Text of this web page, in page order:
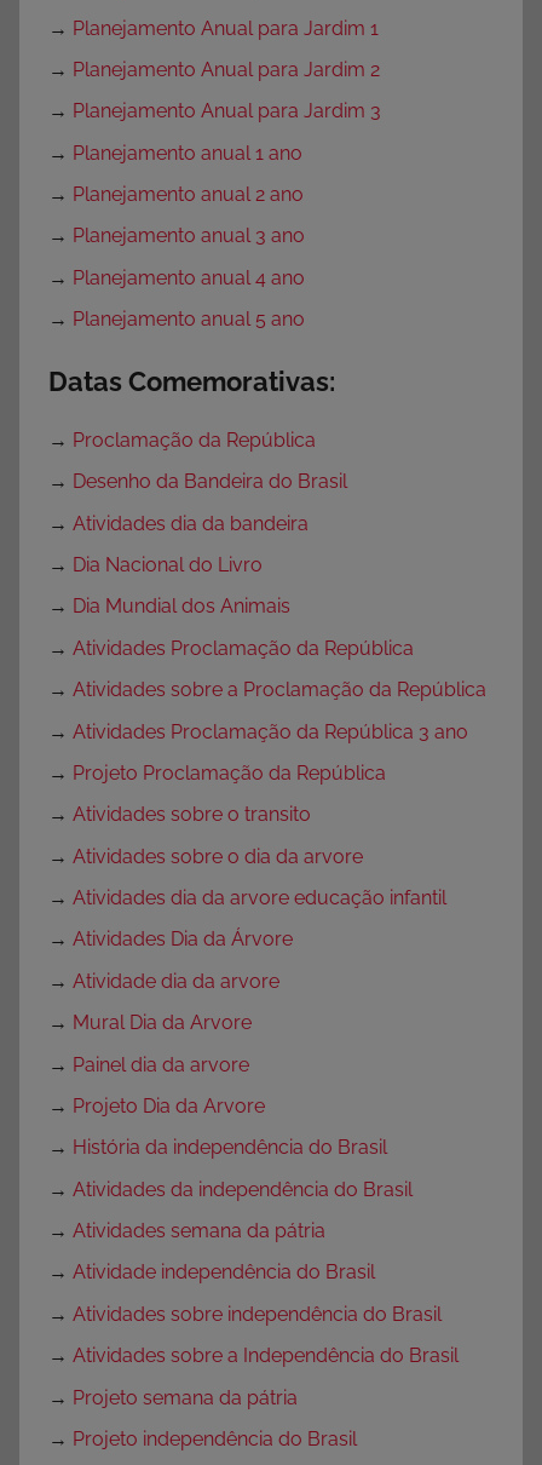
→ Planejamento Anual para Jardim 1
→ Planejamento Anual para Jardim 2
→ Planejamento Anual para Jardim 3
→ Planejamento anual 1 ano
→ Planejamento anual 2 ano
→ Planejamento anual 3 ano
→ Planejamento anual 4 ano
→ Planejamento anual 5 ano
Datas Comemorativas:
→ Proclamação da República
→ Desenho da Bandeira do Brasil
→ Atividades dia da bandeira
→ Dia Nacional do Livro
→ Dia Mundial dos Animais
→ Atividades Proclamação da República
→ Atividades sobre a Proclamação da República
→ Atividades Proclamação da República 3 ano
→ Projeto Proclamação da República
→ Atividades sobre o transito
→ Atividades sobre o dia da arvore
→ Atividades dia da arvore educação infantil
→ Atividades Dia da Árvore
→ Atividade dia da arvore
→ Mural Dia da Arvore
→ Painel dia da arvore
→ Projeto Dia da Arvore
→ História da independência do Brasil
→ Atividades da independência do Brasil
→ Atividades semana da pátria
→ Atividade independência do Brasil
→ Atividades sobre independência do Brasil
→ Atividades sobre a Independência do Brasil
→ Projeto semana da pátria
→ Projeto independência do Brasil